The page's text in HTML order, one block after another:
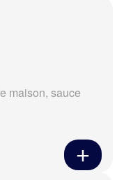
maison, sauce